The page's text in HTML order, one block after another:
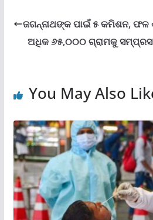
ଜଗନ୍ନାଥଙ୍କ ପାଇଁ ୫ କମିଶନ, ଫଳ
ଅଧିକ ୬୫,୦୦୦ ଗ୍ରାମକୁ
You May Also